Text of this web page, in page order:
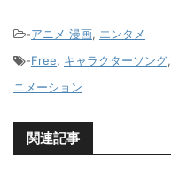
-アニメ 漫画, エンタメ
-Free, キャラクターソング,
ニメーション
関連記事